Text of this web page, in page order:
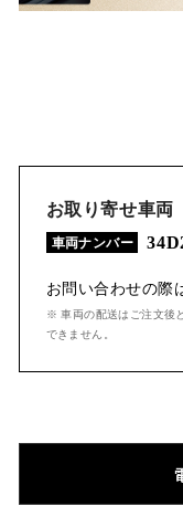
お取り寄せ車両
車両ナンバー
お問い合わせの際
※ 車両の配送はご注文後
できません。